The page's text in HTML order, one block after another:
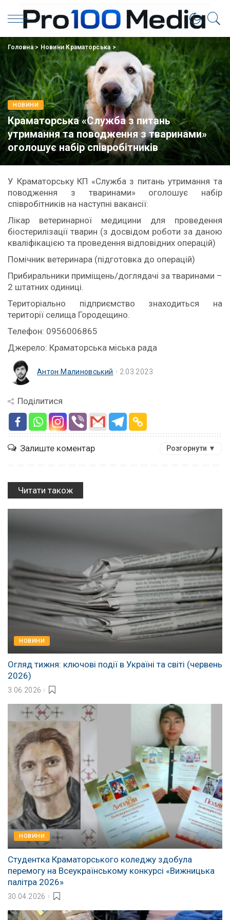
Головна> Новини Краматорська>
НОВИНИ
Краматорська «Служба з питань
утримання та поводження з тваринами»
оголошує набір співробітників
У Краматорську КП «Служба з питань утримання та
поводження з тваринами» оголошує набір
співробітників на наступні вакансії:
Лікар ветеринарної медицини для проведення
біостерилізації тварин (з досвідом роботи за даною
кваліфікацією та проведення відповідних операцій)
Помічник ветеринара (підготовка до операцій)
Прибиральники приміщень/доглядачі за тваринами –
2 штатних одиниці.
Територіально підприємство знаходиться на
території селища Городещино.
Телефон: 0956006865
Джерело: Краматорська міська рада
Антон Малиновський 2.03.2023
Поділитися
Залиште коментар Розгорнути ▼
Читати також
НОВИНИ
Огляд тижня: ключові події в Україні та світі (червень
2026)
3.06.2026
НОВИНИ
Студентка Краматорського коледжу здобула
перемогу на Всеукраїнському конкурсі «Вижницька
палітра 2026»
30.04.2026